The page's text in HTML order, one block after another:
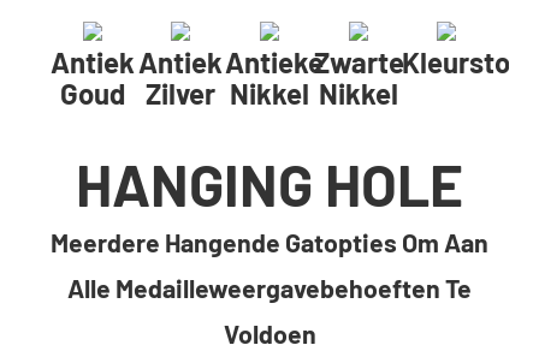
Antiek
Goud
Antiek
Zilver
Antieke
Nikkel
Zwarte
Nikkel
Kleurstof
HANGING HOLE
Meerdere Hangende Gatopties Om Aan
Alle Medailleweergavebehoeften Te
Voldoen